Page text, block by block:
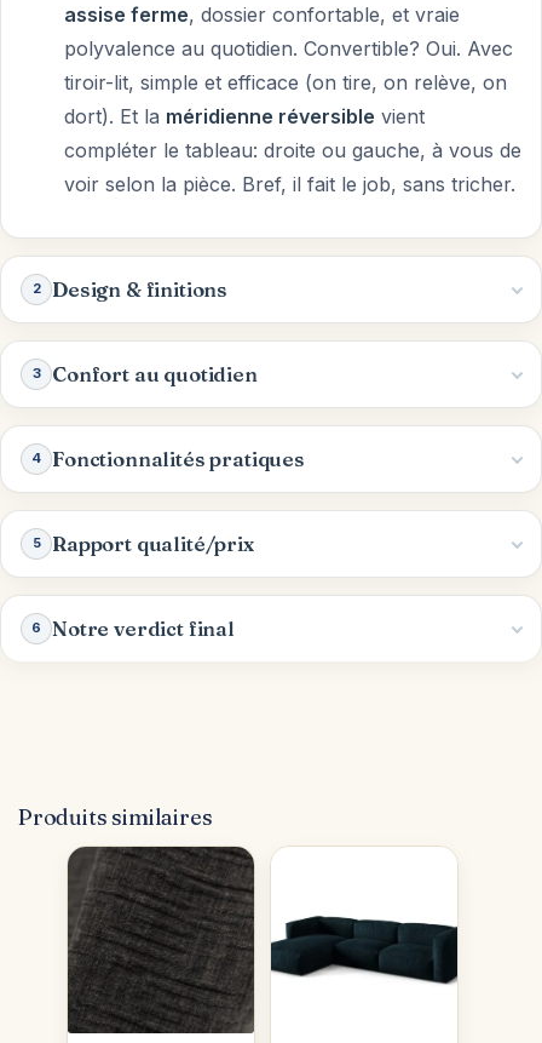
assise ferme, dossier confortable, et vraie
polyvalence au quotidien. Convertible? Oui. Avec
tiroir-lit, simple et efficace (on tire, on relève, on
dort). Et la méridienne réversible vient
compléter le tableau: droite ou gauche, à vous de
voir selon la pièce. Bref, il fait le job, sans tricher.
2 Design & finitions
3 Confort au quotidien
4 Fonctionnalités pratiques
5 Rapport qualité/prix
6 Notre verdict final
Produits similaires